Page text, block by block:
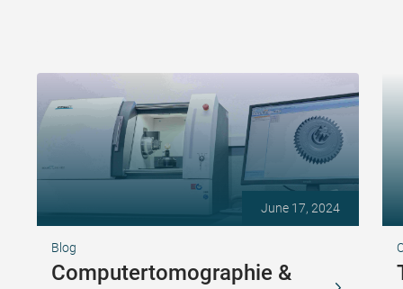
June 17, 2024
Blog
Computertomographie &